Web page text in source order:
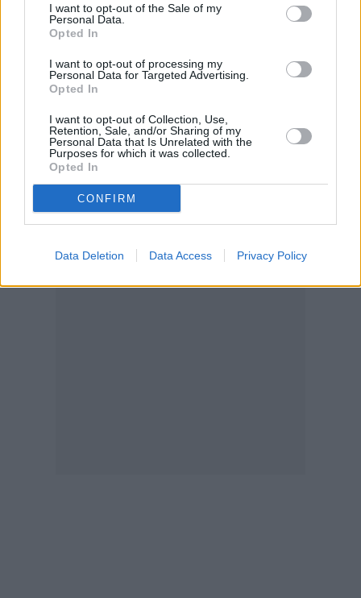
I want to opt-out of the Sale of my
Personal Data.
Opted In
I want to opt-out of processing my
Personal Data for Targeted Advertising.
Opted In
I want to opt-out of Collection, Use,
Retention, Sale, and/or Sharing of my
Personal Data that Is Unrelated with the
Purposes for which it was collected.
Opted In
CONFIRM
Data Deletion Data Access Privacy Policy
fitness clubs, ξενοδοχεία, εταιρείες,
πανεπιστήμια και αθλητικά κέντρα
Συμμετοχές από 141 χώρες
Συγκεντρώθηκαν πάνω από 1
#LetsMoveforaBetterWorld
Το World Food Programme δεν υποστηρίζει
ούτε προωθεί συγκεκριμένα προϊόντα ή
υπηρεσίες.
Διαβάστε επίσης: